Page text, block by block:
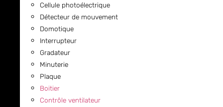
Cellule photoélectrique
Détecteur de mouvement
Domotique
Interrupteur
Gradateur
Minuterie
Plaque
Boitier
Contrôle ventilateur